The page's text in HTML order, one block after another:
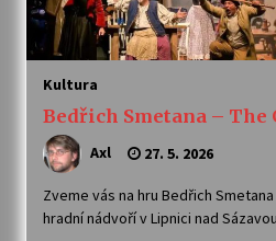
Kultura
Bedřich Smetana – The
Axl 27. 5. 2026
Zveme vás na hru Bedřich
hradní nádvoří v Lipnici nad